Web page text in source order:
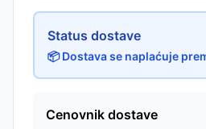
Status dostave
📦 Dostava se naplaćuje
Cenovnik dostave